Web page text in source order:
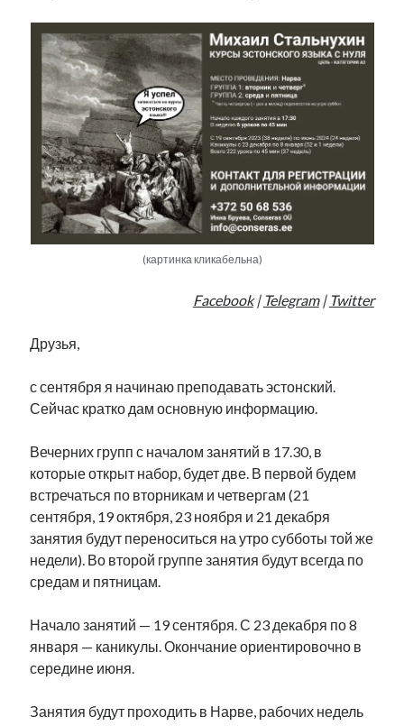
(картинка кликабельна)
Facebook| Telegram| Twitter
Друзья,
с сентября я начинаю преподавать эстонский.
Сейчас кратко дам основную информацию.
Вечерних групп с началом занятий в 17.30, в
которые открыт набор, будет две. В первой будем
встречаться по вторникам и четвергам (21
сентября, 19 октября, 23 ноября и 21 декабря
занятия будут переноситься на утро субботы той же
недели). Во второй группе занятия будут всегда по
средам и пятницам.
Начало занятий — 19 сентября. С 23 декабря по 8
января — каникулы. Окончание ориентировочно в
середине июня.
Занятия будут проходить в Нарве, рабочих недель